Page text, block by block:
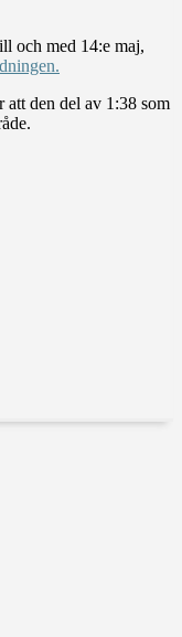
och med 14:e maj,
att den del av 1:38 som